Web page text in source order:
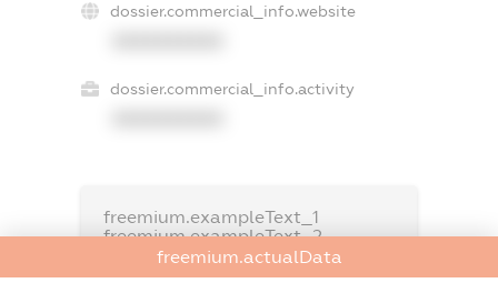
dossier.commercial_info.website
dossier.commercial_info.activity
freemium.exampleText_1
freemium.exampleText_2
freemium.anonymousPerSearch2
freemium.actualData